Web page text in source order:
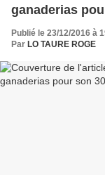
ganaderias
Publié le 23/12/2016 à
Par LO TAURE ROGE